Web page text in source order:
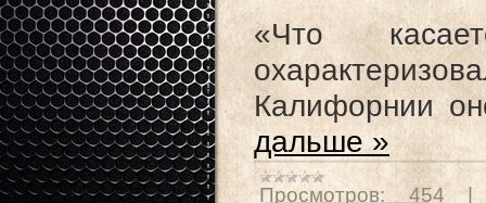
«Что
Калифорнии
дальше »
Просмотров: 454